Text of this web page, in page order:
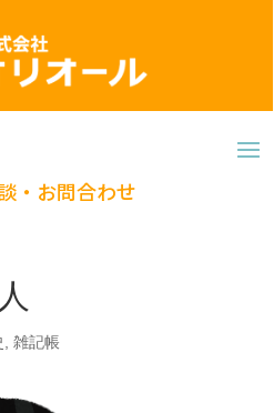
・お問合わせ
雑記帳